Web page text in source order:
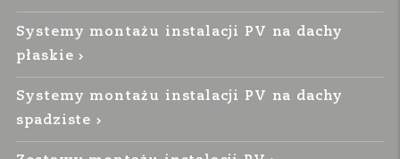
Systemy montażu instalacji PV na dachy
płaskie
Systemy montażu instalacji PV na dachy
spadziste